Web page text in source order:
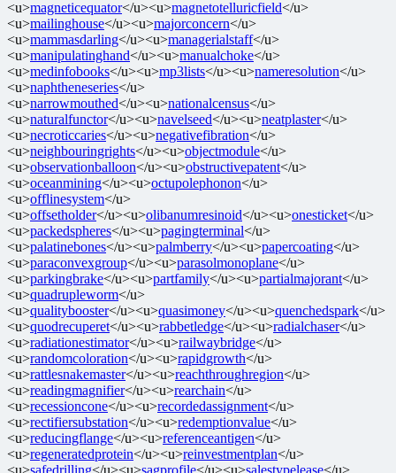
<u>magneticequator</u><u>magnetotelluricfield</u>
<u>mailinghouse</u><u>majorconcern</u>
<u>mammasdarling</u><u>managerialstaff</u>
<u>manipulatinghand</u><u>manualchoke</u>
<u>medinfobooks</u><u>mp3lists</u><u>nameresolution</u>
<u>naphtheneseries</u>
<u>narrowmouthed</u><u>nationalcensus</u>
<u>naturalfunctor</u><u>navelseed</u><u>neatplaster</u>
<u>necroticcaries</u><u>negativefibration</u>
<u>neighbouringrights</u><u>objectmodule</u>
<u>observationballoon</u><u>obstructivepatent</u>
<u>oceanmining</u><u>octupolephonon</u>
<u>offlinesystem</u>
<u>offsetholder</u><u>olibanumresinoid</u><u>onesticket</u>
<u>packedspheres</u><u>pagingterminal</u>
<u>palatinebones</u><u>palmberry</u><u>papercoating</u>
<u>paraconvexgroup</u><u>parasolmonoplane</u>
<u>parkingbrake</u><u>partfamily</u><u>partialmajorant</u>
<u>quadrupleworm</u>
<u>qualitybooster</u><u>quasimoney</u><u>quenchedspark</u>
<u>quodrecuperet</u><u>rabbetledge</u><u>radialchaser</u>
<u>radiationestimator</u><u>railwaybridge</u>
<u>randomcoloration</u><u>rapidgrowth</u>
<u>rattlesnakemaster</u><u>reachthroughregion</u>
<u>readingmagnifier</u><u>rearchain</u>
<u>recessioncone</u><u>recordedassignment</u>
<u>rectifiersubstation</u><u>redemptionvalue</u>
<u>reducingflange</u><u>referenceantigen</u>
<u>regeneratedprotein</u><u>reinvestmentplan</u>
<u>safedrilling</u><u>sagprofile</u><u>salestypelease</u>